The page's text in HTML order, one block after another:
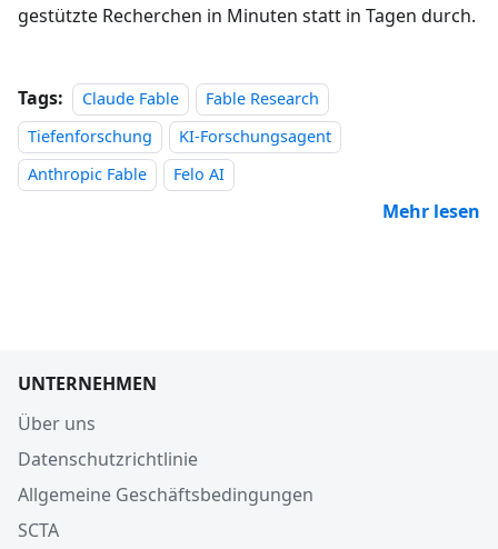
gestützte Recherchen in Minuten statt in Tagen durch.
Tags: Claude Fable
Fable Research
Tiefenforschung
KI-Forschungsagent
Anthropic Fable
Felo AI
Mehr lesen
UNTERNEHMEN
Über uns
Datenschutzrichtlinie
Allgemeine Geschäftsbedingungen
SCTA